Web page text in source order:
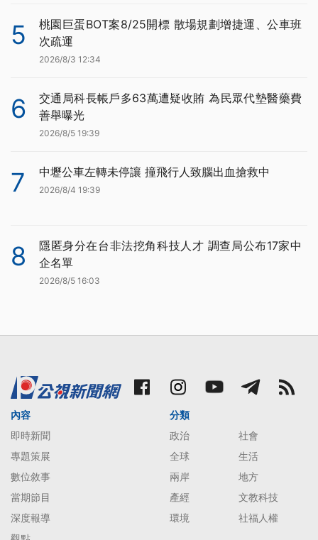
5
桃園巨蛋BOT案8/25開標 散場規劃增捷運、公車班
次疏運
2026/8/3 12:34
6
交通局科長帳戶多63萬遭疑收賄 為民眾代墊醫藥費
善舉曝光
2026/8/5 19:39
7 中壢公車左轉未停讓 撞飛行人致腦出血搶救中
2026/8/4 19:39
8
隱匿身分在台非法挖角科技人才 調查局公布17家中
企名單
2026/8/5 16:03
內容
即時新聞
專題策展
數位敘事
當期節目
深度報導
分類
政治
社會
全球
生活
兩岸
地方
產經
文教科技
環境
社福人權